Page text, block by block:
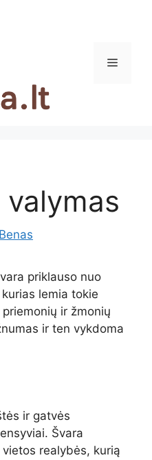
Meniu
Benas
priklauso nuo
lemia tokie
ir žmonių
ir ten vykdoma
ir gatvės
Švara
realybės, kurią